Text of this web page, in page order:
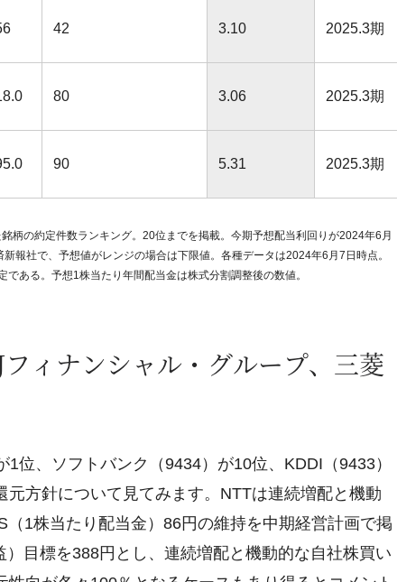
42 3.10 2025.3期
80 3.06 2025.3期
90 5.31 2025.3期
柄の約定件数ランキング。20位までを掲載。今期予想配当利回りが2024年6月
報社で、予想値がレンジの場合は下限値。各種データは2024年6月7日時点。
ある。予想1株当たり年間配当金は株式分割調整後の数値。
ィナンシャル・グループ、三菱
位、ソフトバンク（9434）が10位、KDDI（9433）
方針について見てみます。NTTは連続増配と機動
1株当たり配当金）86円の維持を中期経営計画で掲
目標を388円とし、連続増配と機動的な自社株買い